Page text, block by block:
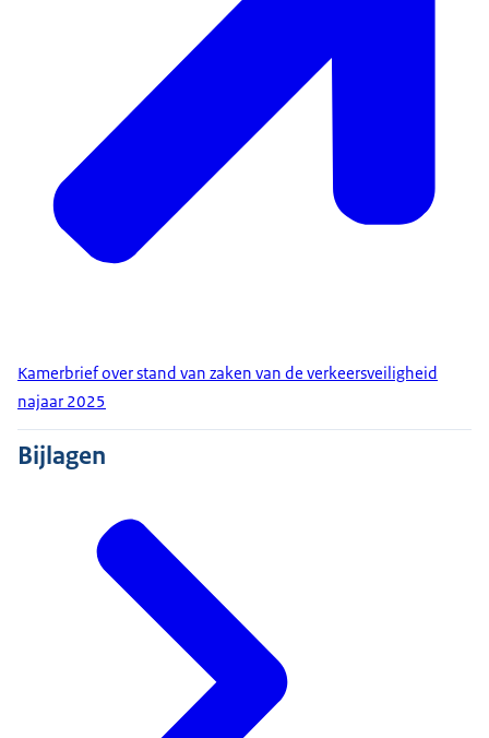
Kamerbrief over stand van zaken van de verkeersveiligheid
najaar 2025
Bijlagen